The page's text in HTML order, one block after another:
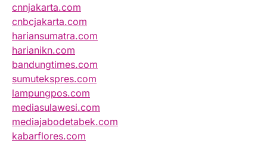
cnnjakarta.com
cnbcjakarta.com
hariansumatra.com
harianikn.com
bandungtimes.com
sumutekspres.com
lampungpos.com
mediasulawesi.com
mediajabodetabek.com
kabarflores.com